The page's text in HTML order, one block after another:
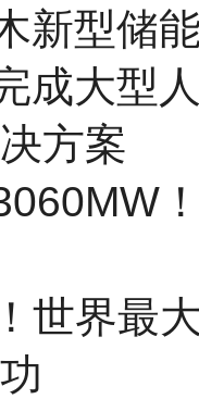
新型储
成大型
方案
世界最